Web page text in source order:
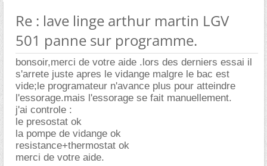
Re : lave linge arthur martin LGV
501 panne sur programme.
bonsoir,merci de votre aide .lors des derniers essai il
s'arrete juste apres le vidange malgre le bac est
vide;le programateur n'avance plus pour atteindre
l'essorage.mais l'essorage se fait manuellement.
j'ai controle :
le presostat ok
la pompe de vidange ok
resistance+thermostat ok
merci de votre aide.